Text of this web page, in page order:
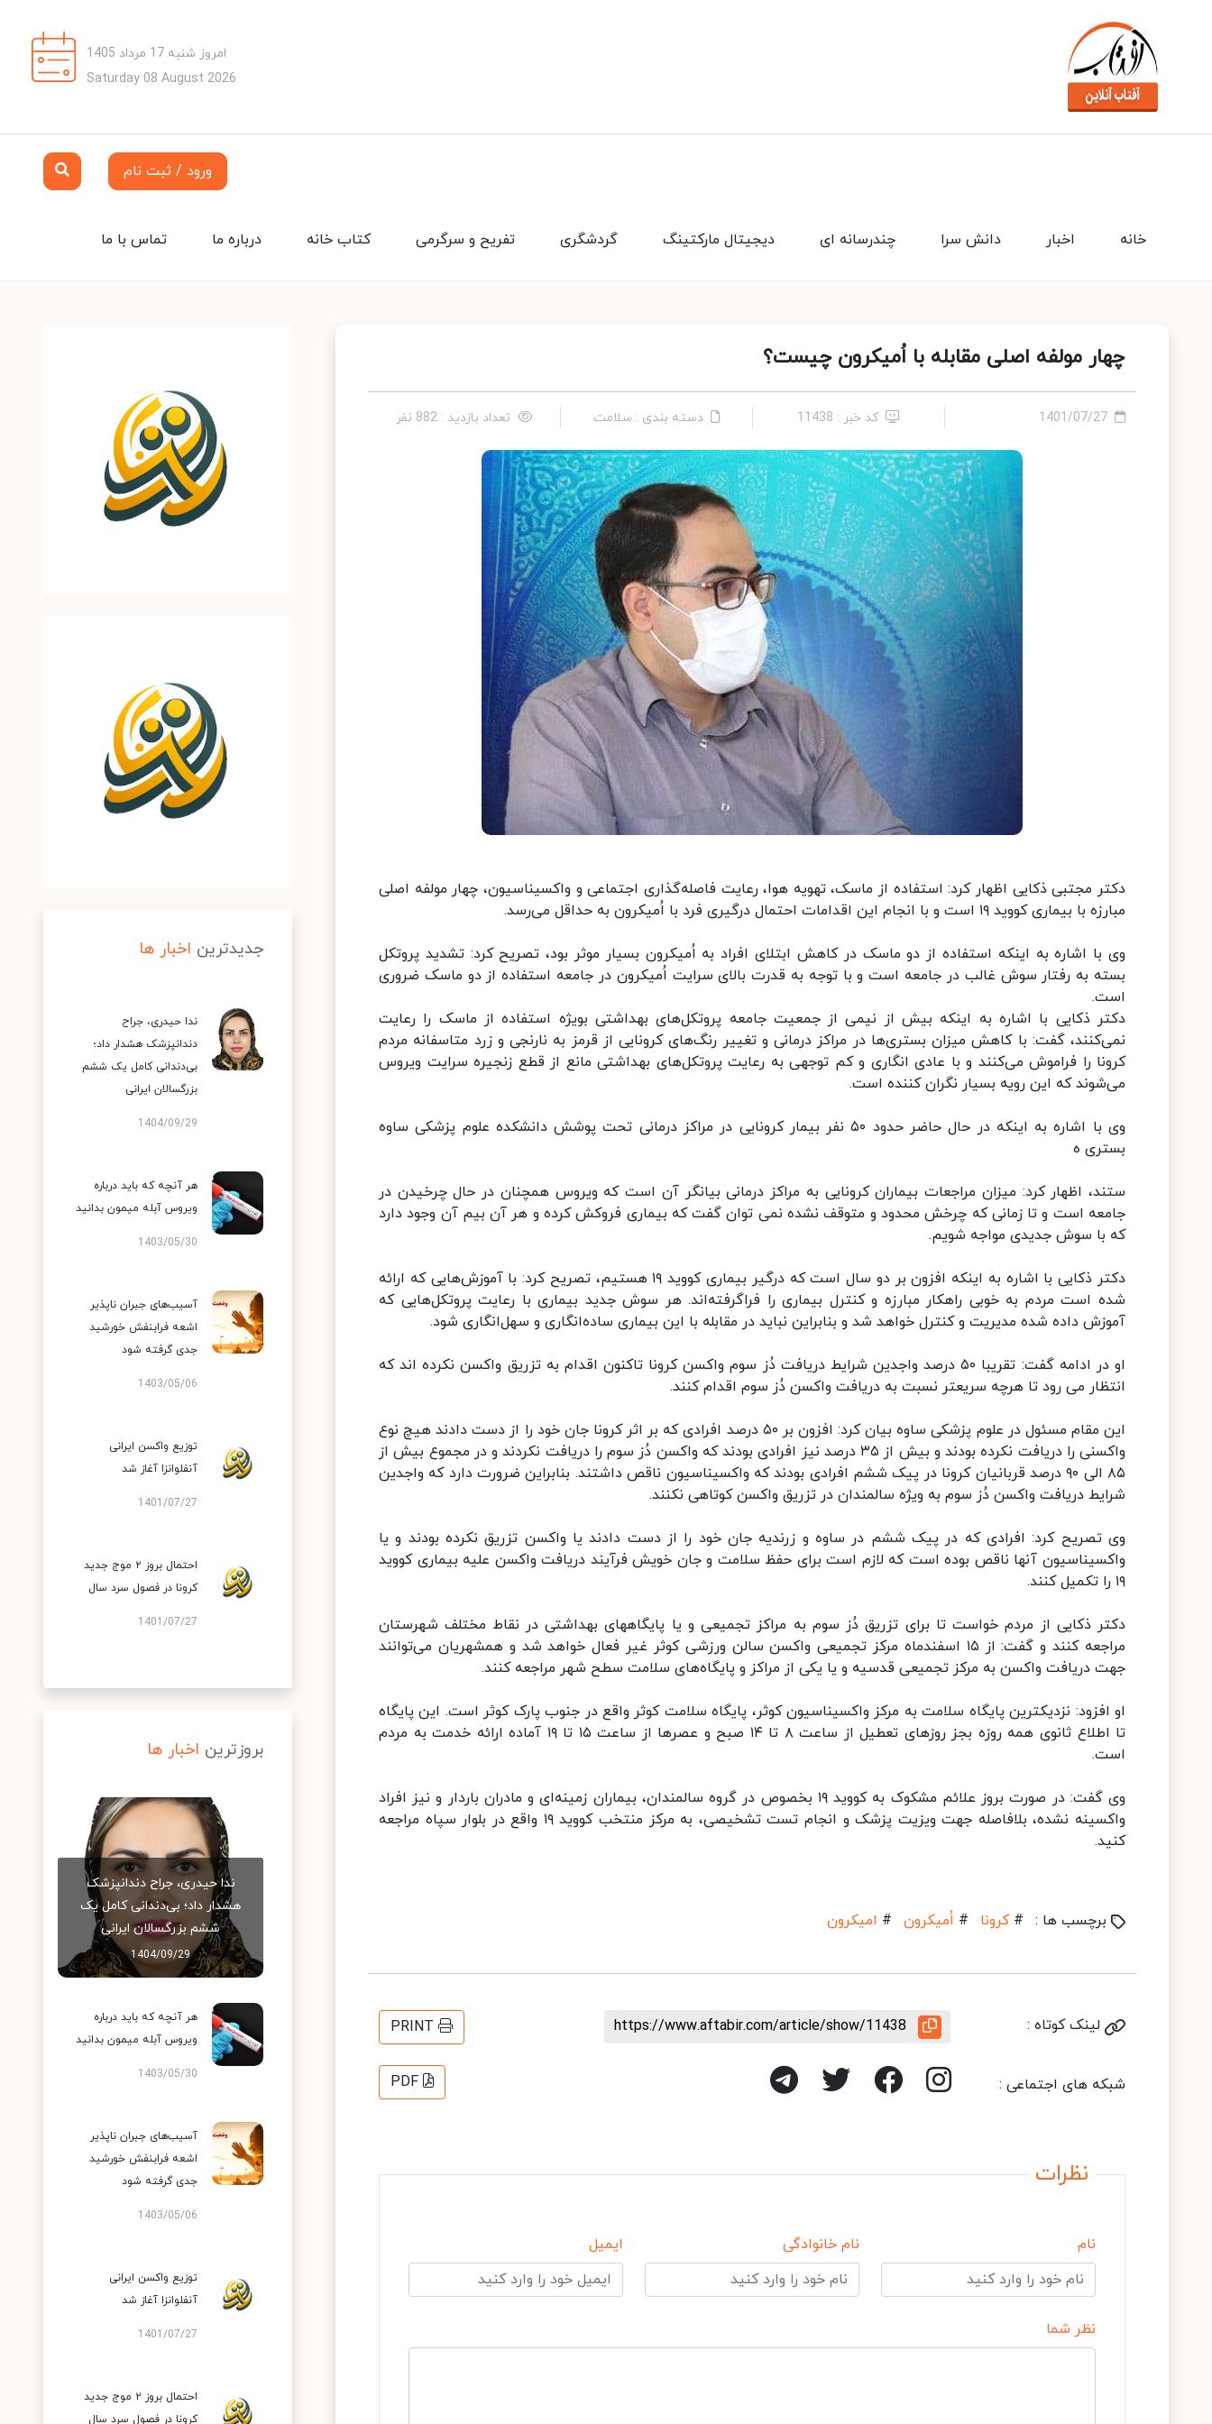
امروز شنبه 17 مرداد 1405
Saturday 08 August 2026
ورود / ثبت نام
تماس با ما درباره ما کتاب خانه تفریح و سرگرمی گردشگری دیجیتال مارکتینگ چندرسانه ای دانش سرا اخبار خانه
چهار مولفه اصلی مقابله با اُمیکرون چیست؟
1401/07/27 کد خبر : 11438 دسته بندی : سلامت تعداد بازدید : 882 نفر
دکتر مجتبی ذکایی اظهار کرد: استفاده از ماسک، تهویه هوا، رعایت فاصله‌گذاری اجتماعی و واکسیناسیون، چهار مولفه اصلی
مبارزه با بیماری کووید ۱۹ است و با انجام این اقدامات احتمال درگیری فرد با اُمیکرون به حداقل می‌رسد.
وی با اشاره به اینکه استفاده از دو ماسک در کاهش ابتلای افراد به اُمیکرون بسیار موثر بود، تصریح کرد: تشدید پروتکل
بسته به رفتار سوش غالب در جامعه است و با توجه به قدرت بالای سرایت اُمیکرون در جامعه استفاده از دو ماسک ضروری
است.
دکتر ذکایی با اشاره به اینکه بیش از نیمی از جمعیت جامعه پروتکل‌های بهداشتی بویژه استفاده از ماسک را رعایت
نمی‌کنند، گفت: با کاهش میزان بستری‌ها در مراکز درمانی و تغییر رنگ‌های کرونایی از قرمز به نارنجی و زرد متاسفانه مردم
کرونا را فراموش می‌کنند و با عادی انگاری و کم توجهی به رعایت پروتکل‌های بهداشتی مانع از قطع زنجیره سرایت ویروس
می‌شوند که این رویه بسیار نگران کننده است.
وی با اشاره به اینکه در حال حاضر حدود ۵۰ نفر بیمار کرونایی در مراکز درمانی تحت پوشش دانشکده علوم پزشکی ساوه
بستری ه
ستند، اظهار کرد: میزان مراجعات بیماران کرونایی به مراکز درمانی بیانگر آن است که ویروس همچنان در حال چرخیدن در
جامعه است و تا زمانی که چرخش محدود و متوقف نشده نمی توان گفت که بیماری فروکش کرده و هر آن بیم آن وجود دارد
که با سوش جدیدی مواجه شویم.
دکتر ذکایی با اشاره به اینکه افزون بر دو سال است که درگیر بیماری کووید ۱۹ هستیم، تصریح کرد: با آموزش‌هایی که ارائه
شده است مردم به خوبی راهکار مبارزه و کنترل بیماری را فراگرفته‌اند. هر سوش جدید بیماری با رعایت پروتکل‌هایی که
آموزش داده شده مدیریت و کنترل خواهد شد و بنابراین نباید در مقابله با این بیماری ساده‌انگاری و سهل‌انگاری شود.
او در ادامه گفت: تقریبا ۵۰ درصد واجدین شرایط دریافت دُز سوم واکسن کرونا تاکنون اقدام به تزریق واکسن نکرده اند که
انتظار می رود تا هرچه سریعتر نسبت به دریافت واکسن دُز سوم اقدام کنند.
این مقام مسئول در علوم پزشکی ساوه بیان کرد: افزون بر ۵۰ درصد افرادی که بر اثر کرونا جان خود را از دست دادند هیچ نوع
واکسنی را دریافت نکرده بودند و بیش از ۳۵ درصد نیز افرادی بودند که واکسن دُز سوم را دریافت نکردند و در مجموع بیش از
۸۵ الی ۹۰ درصد قربانیان کرونا در پیک ششم افرادی بودند که واکسیناسیون ناقص داشتند. بنابراین ضرورت دارد که واجدین
شرایط دریافت واکسن دُز سوم به ویژه سالمندان در تزریق واکسن کوتاهی نکنند.
وی تصریح کرد: افرادی که در پیک ششم در ساوه و زرندیه جان خود را از دست دادند یا واکسن تزریق نکرده بودند و یا
واکسیناسیون آنها ناقص بوده است که لازم است برای حفظ سلامت و جان خویش فرآیند دریافت واکسن علیه بیماری کووید
۱۹ را تکمیل کنند.
دکتر ذکایی از مردم خواست تا برای تزریق دُز سوم به مراکز تجمیعی و یا پایگاههای بهداشتی در نقاط مختلف شهرستان
مراجعه کنند و گفت: از ۱۵ اسفندماه مرکز تجمیعی واکسن سالن ورزشی کوثر غیر فعال خواهد شد و همشهریان می‌توانند
جهت دریافت واکسن به مرکز تجمیعی قدسیه و یا یکی از مراکز و پایگاه‌های سلامت سطح شهر مراجعه کنند.
او افزود: نزدیکترین پایگاه سلامت به مرکز واکسیناسیون کوثر، پایگاه سلامت کوثر واقع در جنوب پارک کوثر است. این پایگاه
تا اطلاع ثانوی همه روزه بجز روزهای تعطیل از ساعت ۸ تا ۱۴ صبح و عصرها از ساعت ۱۵ تا ۱۹ آماده ارائه خدمت به مردم
است.
وی گفت: در صورت بروز علائم مشکوک به کووید ۱۹ بخصوص در گروه سالمندان، بیماران زمینه‌ای و مادران باردار و نیز افراد
واکسینه نشده، بلافاصله جهت ویزیت پزشک و انجام تست تشخیصی، به مرکز منتخب کووید ۱۹ واقع در بلوار سپاه مراجعه
کنید.
برچسب ها : # کرونا # اُمیکرون # امیکرون
لینک کوتاه : https://www.aftabir.com/article/show/11438
PRINT
شبکه های اجتماعی : PDF
نظرات
نام نام خانوادگی ایمیل
نظر شما
جدیدترین اخبار ها
ندا حیدری، جراح
دندانپزشک هشدار داد؛
بی‌دندانی کامل یک ششم
بزرگسالان ایرانی
1404/09/29
هر آنچه که باید درباره
ویروس آبله میمون بدانید
1403/05/30
آسیب‌های جبران ناپذیر
اشعه فرابنفش خورشید
جدی گرفته شود
1403/05/06
توزیع واکسن ایرانی
آنفلوانزا آغاز شد
1401/07/27
احتمال بروز ۲ موج جدید
کرونا در فصول سرد سال
1401/07/27
بروزترین اخبار ها
ندا حیدری، جراح دندانپزشک
هشدار داد؛ بی‌دندانی کامل یک
ششم بزرگسالان ایرانی
1404/09/29
هر آنچه که باید درباره
ویروس آبله میمون بدانید
1403/05/30
آسیب‌های جبران ناپذیر
اشعه فرابنفش خورشید
جدی گرفته شود
1403/05/06
توزیع واکسن ایرانی
آنفلوانزا آغاز شد
1401/07/27
احتمال بروز ۲ موج جدید
کرونا در فصول سرد سال